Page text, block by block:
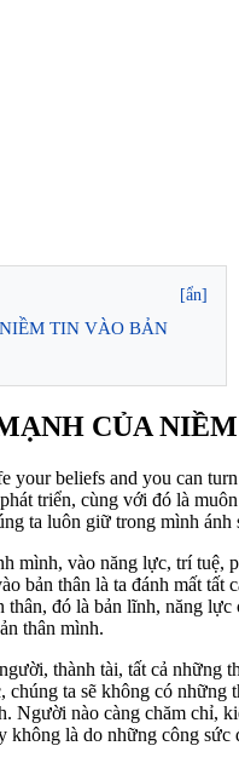
[ẩn]
TIN VÀO BẢN
CỦA
beliefs and you can
triển, cùng với đó là
ta luôn giữ trong mình
mình, vào năng lực, trí
bản thân là ta đánh mất
thân, đó là bản lĩnh, năng
thân mình.
thành tài, tất cả những
ta sẽ không có
Người nào càng chăm chỉ,
không là do những công